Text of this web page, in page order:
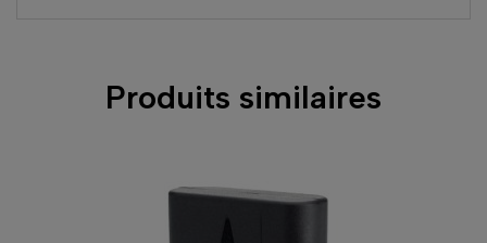
Produits similaires